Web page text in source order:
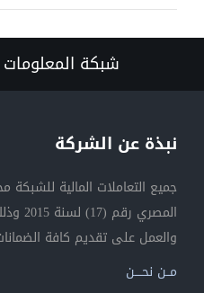
شبكة المعلومات
نبذة عن الشركة
جميع التعاملات المالية للشبكة
والعمل على تقديم كافة
مــن نحــــن